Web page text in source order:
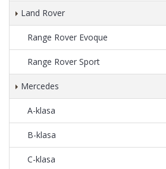
Land Rover
Range Rover Evoque
Range Rover Sport
Mercedes
A-klasa
B-klasa
C-klasa